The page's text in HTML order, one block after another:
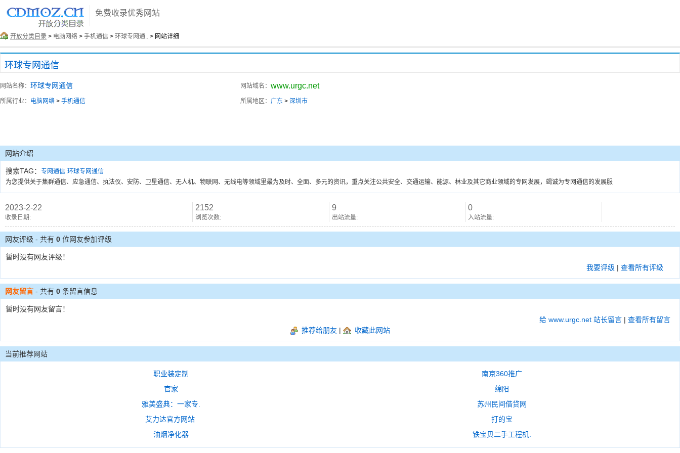
免费收录优秀网站
开放分类目录 > 电脑网络 > 手机通信 > 环球专网通.. > 网站详细
环球专网通信
网站名称： 环球专网通信 网站域名： www.urgc.net
所属行业： 电脑网络 > 手机通信 所属地区： 广东 > 深圳市
网站介绍
搜索TAG： 专网通信 环球专网通信
为您提供关于集群通信、应急通信、执法仪、安防、卫星通信、无人机、物联网、无线电等领域里最为及时、全面、多元的资讯，重点关注公共安全、交通运输、能源、林业及其它商业领域的专网发展，竭诚为专网通信的发展服
2023-2-22
收录日期:
2152
浏览次数:
9
出站流量:
0
入站流量:
网友评级 - 共有 0 位网友参加评级
暂时没有网友评级！
我要评级 | 查看所有评级
网友留言 - 共有 0 条留言信息
暂时没有网友留言！
给 www.urgc.net 站长留言 | 查看所有留言
推荐给朋友 | 收藏此网站
当前推荐网站
职业装定制
南京360推广
官家
绵阳
雅美盛典：一家专.
苏州民间借贷网
艾力达官方网站
打的宝
油烟净化器
铁宝贝二手工程机.